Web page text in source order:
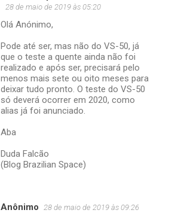
28 de maio de 2019 às 05:20
Olá Anónimo,
Pode até ser, mas não do VS-50, já
que o teste a quente ainda não foi
realizado e após ser, precisará pelo
menos mais sete ou oito meses para
deixar tudo pronto. O teste do VS-50
só deverá ocorrer em 2020, como
alias já foi anunciado.
Aba
Duda Falcão
(Blog Brazilian Space)
Anônimo 28 de maio de 2019 às 09:26